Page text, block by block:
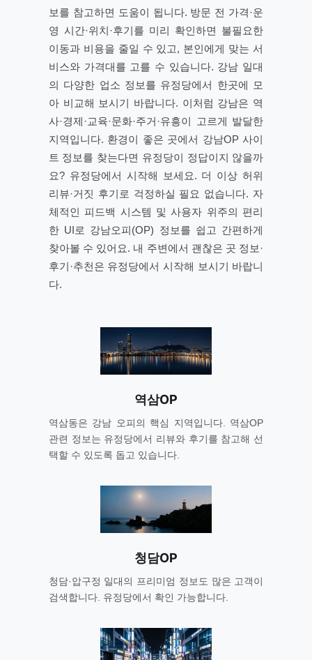
보를 참고하면 도움이 됩니다. 방문 전 가격·운
영 시간·위치·후기를 미리 확인하면 불필요한
이동과 비용을 줄일 수 있고, 본인에게 맞는 서
비스와 가격대를 고를 수 있습니다. 강남 일대
의 다양한 업소 정보를 유정당에서 한곳에 모
아 비교해 보시기 바랍니다. 이처럼 강남은 역
사·경제·교육·문화·주거·유흥이 고르게 발달한
지역입니다. 환경이 좋은 곳에서 강남OP 사이
트 정보를 찾는다면 유정당이 정답이지 않을까
요? 유정당에서 시작해 보세요. 더 이상 허위
리뷰·거짓 후기로 걱정하실 필요 없습니다. 자
체적인 피드백 시스템 및 사용자 위주의 편리
한 UI로 강남오피(OP) 정보를 쉽고 간편하게
찾아볼 수 있어요. 내 주변에서 괜찮은 곳 정보·
후기·추천은 유정당에서 시작해 보시기 바랍니
다.
역삼OP
역삼동은 강남 오피의 핵심 지역입니다. 역삼OP
관련 정보는 유정당에서 리뷰와 후기를 참고해 선
택할 수 있도록 돕고 있습니다.
청담OP
청담·압구정 일대의 프리미엄 정보도 많은 고객이
검색합니다. 유정당에서 확인 가능합니다.